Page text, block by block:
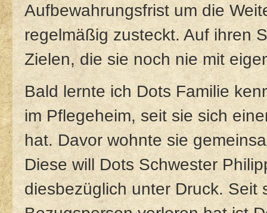
Aufbewahrungsfrist um die
regelmäßig zusteckt. Auf ihren
Zielen, die sie noch nie mit
Bald lernte ich Dots Familie
im Pflegeheim, seit sie sich
hat. Davor wohnte sie
Diese will Dots Schwester
diesbezüglich unter Druck. Seit